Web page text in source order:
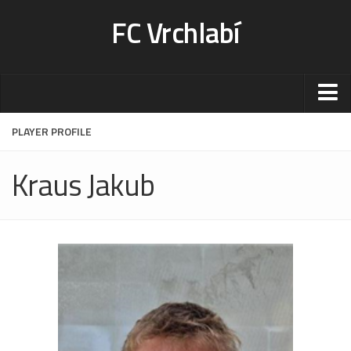
FC Vrchlabí
Stadion
Kontakt-rezervace
PLAYER PROFILE
Kraus Jakub